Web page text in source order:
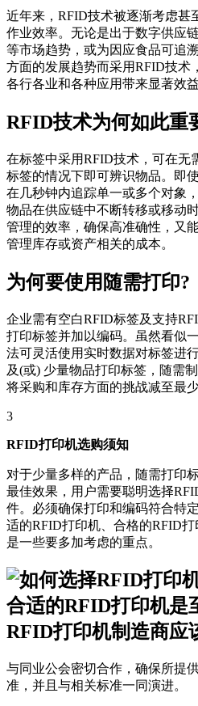
近年来，RFID技术被逐渐考虑甚
作业效率。无论是出于数字供应
等市场趋势，或为因应食品可追
方面的发展趋势而采用RFID技术
各行各业和各种应用带来显著效益
RFID技术为何如此重
在标签中采用RFID技术，可在无
标签的情况下即可辨识物品。即
在几秒钟内追踪单一或多个对象
物品在供应链中不断转移或移动
管理的效率，确保高准确性，又
管理库存或资产相关的成本。
为何要使用随需打印?
企业需有空白RFID标签及支持
打印标签并加以编码。虽然看似
法可灵活使用实时数据对标签进
及(或) 少量物品打印标签，随需
将采购和库存方面的挑战减至最少
3
RFID打印机选购须知
对于少量多样的产品，随需打印
最佳效果，用户需要聪明选择
件。必须确保打印和编码符合特
适的RFID打印机、合格的RFID
是一些要多加考虑的重点。
RFID打印机制造商应
与同业公会密切合作，确保所提
准，并且与相关标准一同演进。